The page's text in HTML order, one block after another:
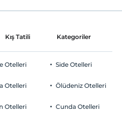
bünyesinde)
1 çocuk ücretsizdir
sepeti ikramı
Kış Tatili Kategoriler
Otelleri
Otelleri
Otelleri
Side Otelleri
Ölüdeniz Otelleri
Cunda Otelleri